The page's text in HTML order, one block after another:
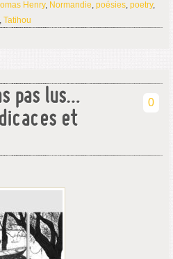
Henry, Normandie, poésies, poetry,
, Tatihou
pas lus…
et
0